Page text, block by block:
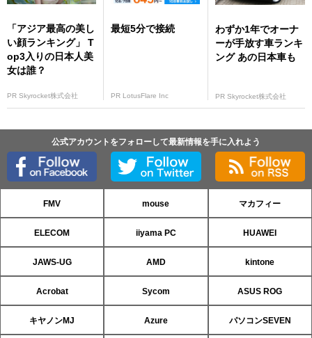
「アジア最高の美し
い顔ランキング」 T
op3入りの日本人美
女は誰？
PR Skyrocket株式会社
最短5分で接続
PR LotusFlare Inc
わずか1年でオーナ
ーが手放す車ランキ
ング あの日本車も
PR Skyrocket株式会社
公式アカウントをフォローして最新情報を手に入れよう
FMV mouse マカフィー
ELECOM iiyama PC HUAWEI
JAWS-UG AMD kintone
Acrobat Sycom ASUS ROG
キヤノンMJ Azure パソコンSEVEN